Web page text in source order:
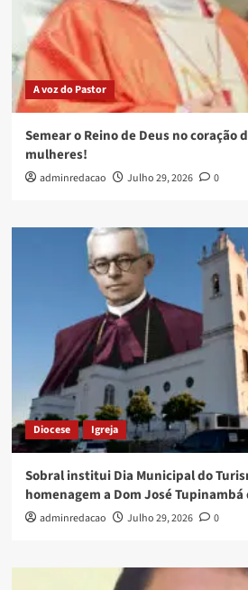
A voz do Pastor
Semear o Reino de Deus no coração
mulheres!
adminredacao Julho 29, 2026 0
Diocese Igreja
Sobral institui Dia Municipal do
homenagem a Dom José Tupinambá
adminredacao Julho 29, 2026 0